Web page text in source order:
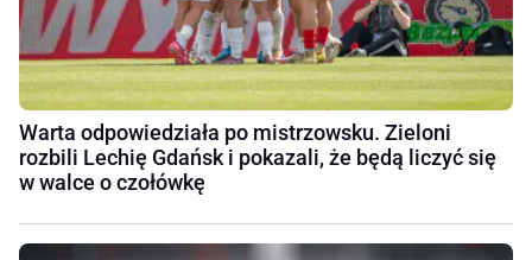
Warta odpowiedziała po mistrzowsku. Zieloni
rozbili Lechię Gdańsk i pokazali, że będą liczyć się
w walce o czołówkę